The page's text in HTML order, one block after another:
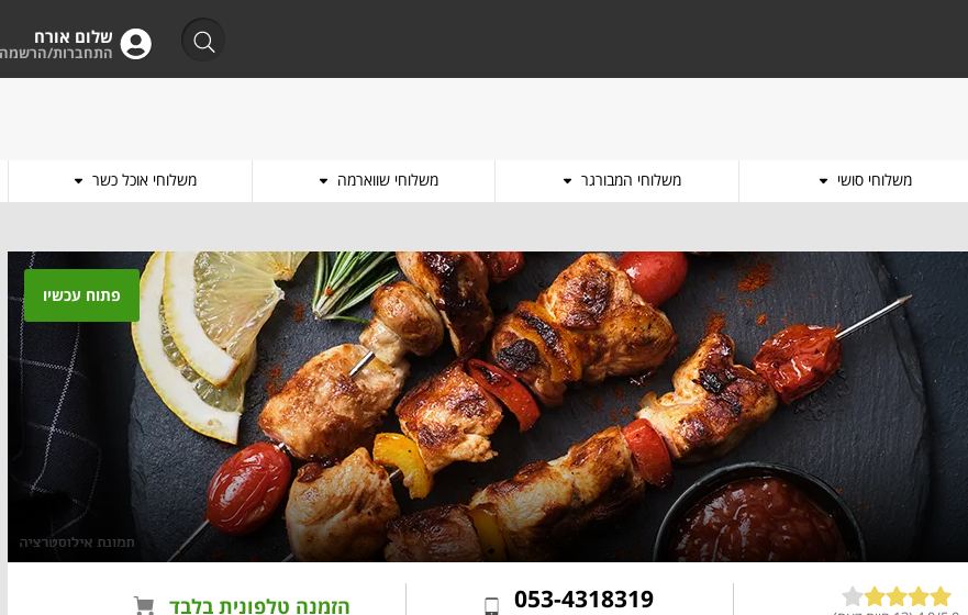
שלום אורח
התחברות/הרשמה
משלוחי סושי משלוחי המבורגר משלוחי שווארמה משלוחי אוכל כשר
פתוח עכשיו
053-4318319 הזמנה טלפונית בלבד